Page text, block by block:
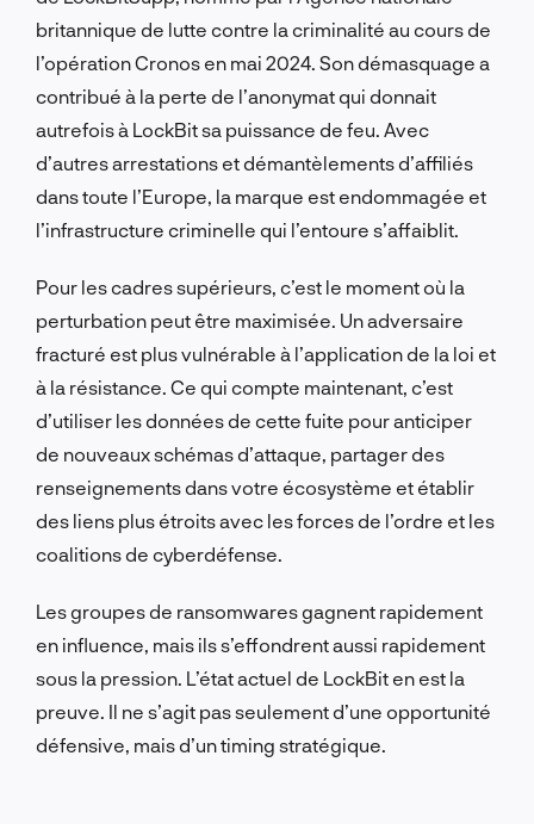
britannique de lutte contre la criminalité au cours de
l’opération Cronos en mai 2024. Son démasquage a
contribué à la perte de l’anonymat qui donnait
autrefois à LockBit sa puissance de feu. Avec
d’autres arrestations et démantèlements d’affiliés
dans toute l’Europe, la marque est endommagée et
l’infrastructure criminelle qui l’entoure s’affaiblit.
Pour les cadres supérieurs, c’est le moment où la
perturbation peut être maximisée. Un adversaire
fracturé est plus vulnérable à l’application de la loi et
à la résistance. Ce qui compte maintenant, c’est
d’utiliser les données de cette fuite pour anticiper
de nouveaux schémas d’attaque, partager des
renseignements dans votre écosystème et établir
des liens plus étroits avec les forces de l’ordre et les
coalitions de cyberdéfense.
Les groupes de ransomwares gagnent rapidement
en influence, mais ils s’effondrent aussi rapidement
sous la pression. L’état actuel de LockBit en est la
preuve. Il ne s’agit pas seulement d’une opportunité
défensive, mais d’un timing stratégique.